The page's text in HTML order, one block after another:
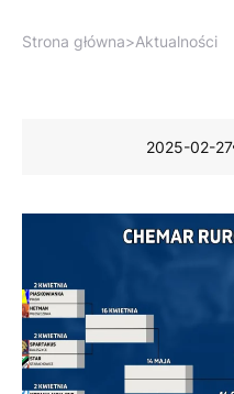
Strona główna>Aktualności
2025-02-27